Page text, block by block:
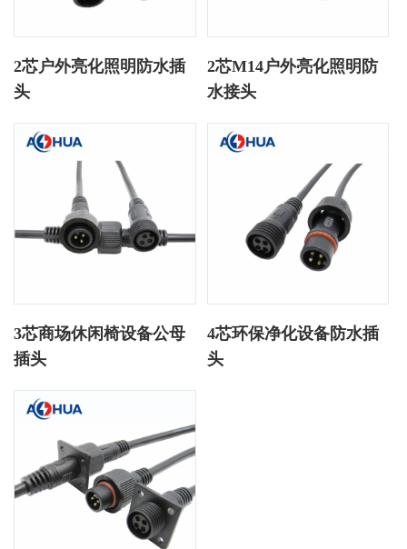
2芯户外亮化照明防水插
头
2芯M14户外亮化照明防
水接头
3芯商场休闲椅设备公母
插头
4芯环保净化设备防水插
头